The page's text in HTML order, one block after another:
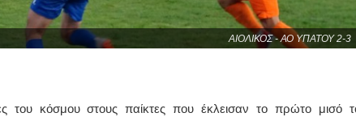
ΑΙΟΛΙΚΟΣ - ΑΟ ΥΠΑΤΟΥ 2-3
κόσμου στους παίκτες που έκλεισαν το πρώτο μισό